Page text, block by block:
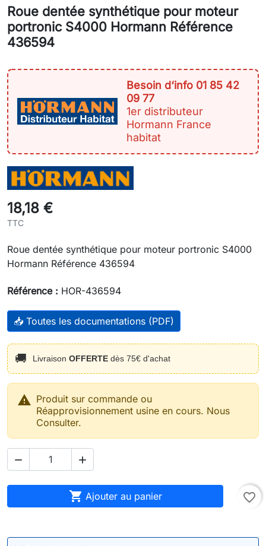
Roue dentée synthétique pour moteur
portronic S4000 Hormann Référence
436594
Besoin d‘info 01 85 42
09 77
1er distributeur
Hormann France
habitat
18,18 €
TTC
Roue dentée synthétique pour moteur portronic S4000
Hormann Référence 436594
Référence : HOR-436594
📥 Toutes les documentations (PDF)
🚚 Livraison OFFERTE dès 75€ d'achat
 Produit sur commande ou
Réapprovisionnement usine en cours. Nous
Consulter.
 
 Ajouter au panier favorite_border